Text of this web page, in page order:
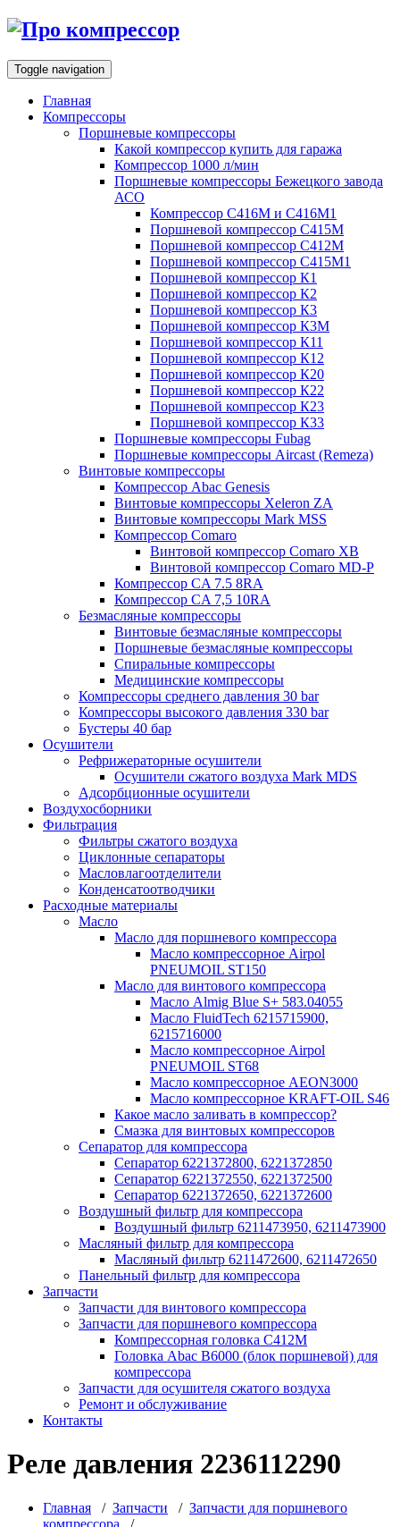
Toggle navigation
Главная
Компрессоры
Поршневые компрессоры
Какой компрессор купить для гаража
Компрессор 1000 л/мин
Поршневые компрессоры Бежецкого завода
АСО
Компрессор С416М и С416М1
Поршневой компрессор С415М
Поршневой компрессор С412М
Поршневой компрессор С415М1
Поршневой компрессор К1
Поршневой компрессор К2
Поршневой компрессор К3
Поршневой компрессор К3М
Поршневой компрессор К11
Поршневой компрессор К12
Поршневой компрессор К20
Поршневой компрессор К22
Поршневой компрессор К23
Поршневой компрессор К33
Поршневые компрессоры Fubag
Поршневые компрессоры Aircast (Remeza)
Винтовые компрессоры
Компрессор Abac Genesis
Винтовые компрессоры Xeleron ZA
Винтовые компрессоры Mark MSS
Компрессор Comaro
Винтовой компрессор Comaro XB
Винтовой компрессор Comaro MD-P
Компрессор CA 7.5 8RA
Компрессор CA 7,5 10RA
Безмасляные компрессоры
Винтовые безмасляные компрессоры
Поршневые безмасляные компрессоры
Спиральные компрессоры
Медицинские компрессоры
Компрессоры среднего давления 30 bar
Компрессоры высокого давления 330 bar
Бустеры 40 бар
Осушители
Рефрижераторные осушители
Осушители сжатого воздуха Mark MDS
Адсорбционные осушители
Воздухосборники
Фильтрация
Фильтры сжатого воздуха
Циклонные сепараторы
Масловлагоотделители
Конденсатоотводчики
Расходные материалы
Масло
Масло для поршневого компрессора
Масло компрессорное Airpol
PNEUMOIL ST150
Масло для винтового компрессора
Масло Almig Blue S+ 583.04055
Масло FluidTech 6215715900,
6215716000
Масло компрессорное Airpol
PNEUMOIL ST68
Масло компрессорное AEON3000
Масло компрессорное KRAFT-OIL S46
Какое масло заливать в компрессор?
Смазка для винтовых компрессоров
Сепаратор для компрессора
Сепаратор 6221372800, 6221372850
Сепаратор 6221372550, 6221372500
Сепаратор 6221372650, 6221372600
Воздушный фильтр для компрессора
Воздушный фильтр 6211473950, 6211473900
Масляный фильтр для компрессора
Масляный фильтр 6211472600, 6211472650
Панельный фильтр для компрессора
Запчасти
Запчасти для винтового компрессора
Запчасти для поршневого компрессора
Компрессорная головка С412М
Головка Abac B6000 (блок поршневой) для
компрессора
Запчасти для осушителя сжатого воздуха
Ремонт и обслуживание
Контакты
Реле давления 2236112290
Главная / Запчасти / Запчасти для поршневого
компрессора /